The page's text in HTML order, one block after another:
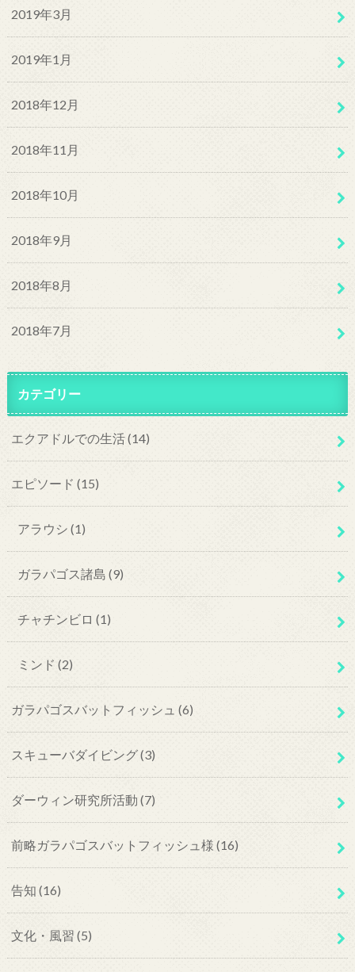
2019年3月
2019年1月
2018年12月
2018年11月
2018年10月
2018年9月
2018年8月
2018年7月
カテゴリー
エクアドルでの生活(14)
エピソード (15)
アラウシ (1)
ガラパゴス諸島 (9)
チャチンビロ (1)
ミンド (2)
ガラパゴスバットフィッシュ (6)
スキューバダイビング(3)
ダーウィン研究所活動 (7)
前略ガラパゴスバットフィッシュ様 (16)
告知 (16)
文化・風習 (5)